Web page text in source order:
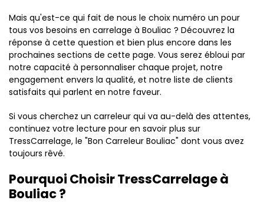
Mais qu'est-ce qui fait de nous le choix numéro un pour
tous vos besoins en carrelage à Bouliac ? Découvrez la
réponse à cette question et bien plus encore dans les
prochaines sections de cette page. Vous serez ébloui par
notre capacité à personnaliser chaque projet, notre
engagement envers la qualité, et notre liste de clients
satisfaits qui parlent en notre faveur.
Si vous cherchez un carreleur qui va au-delà des attentes,
continuez votre lecture pour en savoir plus sur
TressCarrelage, le "Bon Carreleur Bouliac" dont vous avez
toujours rêvé.
Pourquoi Choisir TressCarrelage à
Bouliac ?